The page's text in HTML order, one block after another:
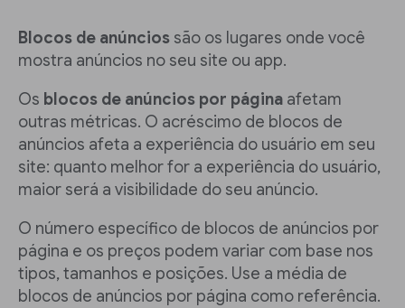
Blocos de anúncios são os lugares onde você
mostra anúncios no seu site ou app.
Os blocos de anúncios por página afetam
outras métricas. O acréscimo de blocos de
anúncios afeta a experiência do usuário em seu
site: quanto melhor for a experiência do usuário,
maior será a visibilidade do seu anúncio.
O número específico de blocos de anúncios por
página e os preços podem variar com base nos
tipos, tamanhos e posições. Use a média de
blocos de anúncios por página como referência.